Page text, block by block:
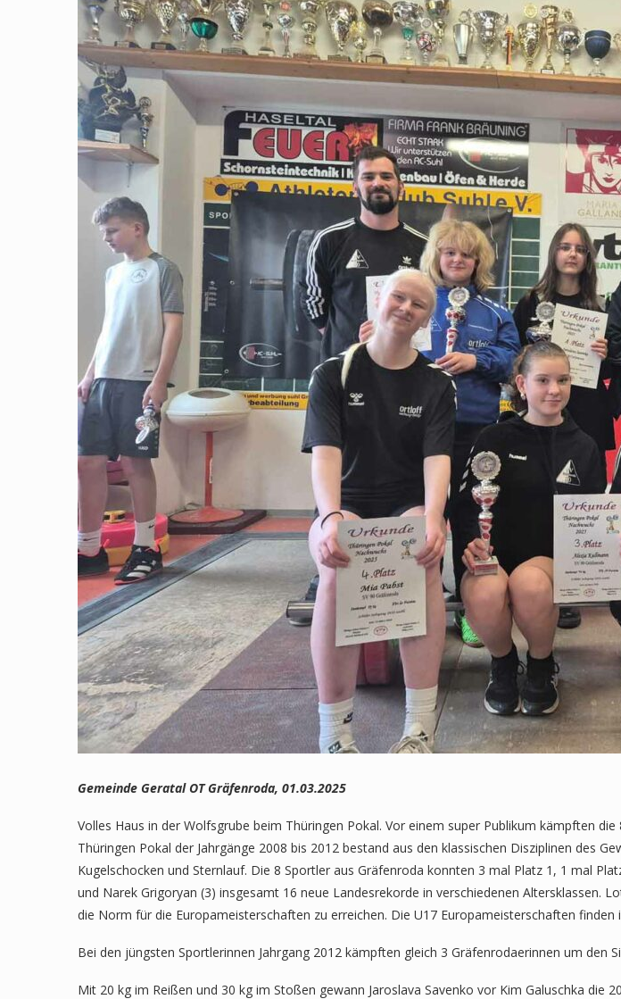
Gemeinde Geratal OT Gräfenroda, 01.03.2025
Volles Haus in der Wolfsgrube beim Thüringen Pokal. Vor einem super Publikum kämpften
Thüringen Pokal der Jahrgänge 2008 bis 2012 bestand aus den klassischen Disziplinen des
Kugelschocken und Sternlauf. Die 8 Sportler aus Gräfenroda konnten 3 mal Platz 1, 1 mal
und Narek Grigoryan (3) insgesamt 16 neue Landesrekorde in verschiedenen Altersklassen.
die Norm für die Europameisterschaften zu erreichen. Die U17 Europameisterschaften finden
Bei den jüngsten Sportlerinnen Jahrgang 2012 kämpften gleich 3 Gräfenrodaerinnen um den
Mit 20 kg im Reißen und 30 kg im Stoßen gewann Jaroslava Savenko vor Kim Galuschka